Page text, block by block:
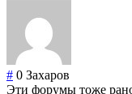
# 0 Захаров
Эти форумы тоже